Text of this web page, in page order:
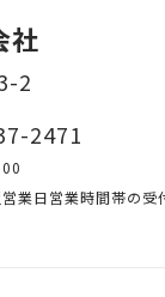
社
2
2471
業日営業時間帯の受